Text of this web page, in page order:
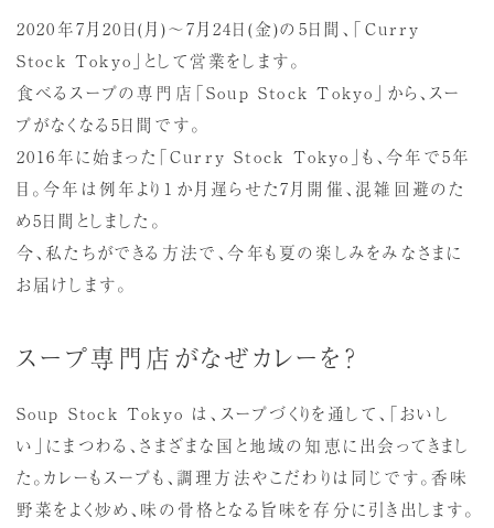
2020年7月20日(月)～7月24日(金)の5日間、「Curry
Stock Tokyo」として営業をします。
食べるスープの専門店「Soup Stock Tokyo」から、スー
プがなくなる5日間です。
2016年に始まった「Curry Stock Tokyo」も、今年で5年
目。今年は例年より１か月遅らせた7月開催、混雑回避のた
め5日間としました。
今、私たちができる方法で、今年も夏の楽しみをみなさまに
お届けします。
スープ専門店がなぜカレーを？
Soup Stock Tokyo は、スープづくりを通して、「おいし
い」にまつわる、さまざまな国と地域の知恵に出会ってきまし
た。カレーもスープも、調理方法やこだわりは同じです。香味
野菜をよく炒め、味の骨格となる旨味を存分に引き出します。